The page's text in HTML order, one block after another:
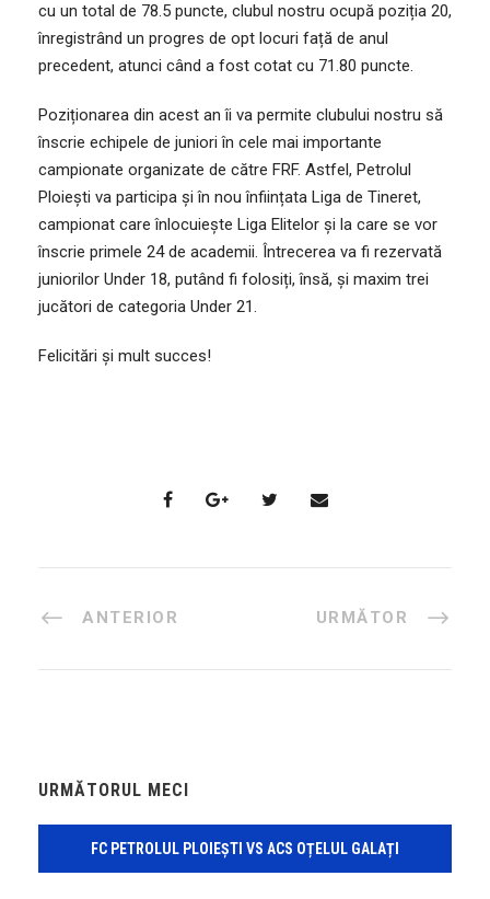
cu un total de 78.5 puncte, clubul nostru ocupă poziția 20,
înregistrând un progres de opt locuri față de anul
precedent, atunci când a fost cotat cu 71.80 puncte.
Poziționarea din acest an îi va permite clubului nostru să
înscrie echipele de juniori în cele mai importante
campionate organizate de către FRF. Astfel, Petrolul
Ploiești va participa și în nou înființata Liga de Tineret,
campionat care înlocuiește Liga Elitelor și la care se vor
înscrie primele 24 de academii. Întrecerea va fi rezervată
juniorilor Under 18, putând fi folosiți, însă, și maxim trei
jucători de categoria Under 21.
Felicitări și mult succes!
ANTERIOR URMĂTOR
URMĂTORUL MECI
FC PETROLUL PLOIEȘTI VS ACS OȚELUL GALAȚI